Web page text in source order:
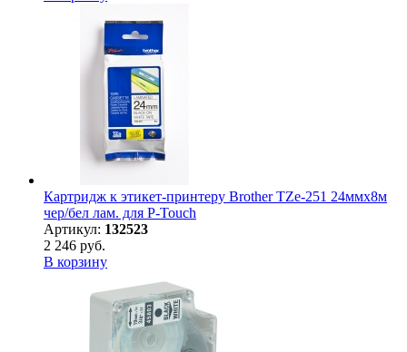
Картридж к этикет-принтеру Brother TZe-251 24ммх8м
чер/бел лам. для P-Touch
Артикул: 132523
2 246 руб.
В корзину